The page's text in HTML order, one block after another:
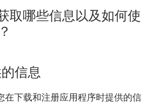
取哪些信息以及如何使
信息
在下载和注册应用程序时提供的信